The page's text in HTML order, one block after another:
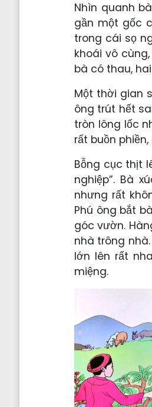
Nhìn quanh
gần một gốc
trong cái sọ
khoái vô
bà có thau,
Một thời gian
ông trút hết
tròn lông lốc
rất buồn
Bỗng cục thịt
nghiệp”. Bà
nhưng rất
Phú ông bắt
góc vườn.
nhà trông
lớn lên rất
miệng.